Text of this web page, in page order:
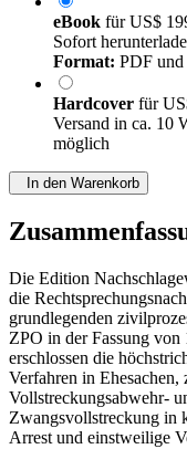
eBook fürUS$
Sofort
Format: PDF
Hardcover für
Versand in ca. 10
möglich
In den Warenkorb
Die Edition
die
grundlegenden
ZPO in der Fassung
erschlossen die
Verfahren in
Vollstreckungsabwehr-
Zwangsvollstreckung in
Arrest und einstweilige